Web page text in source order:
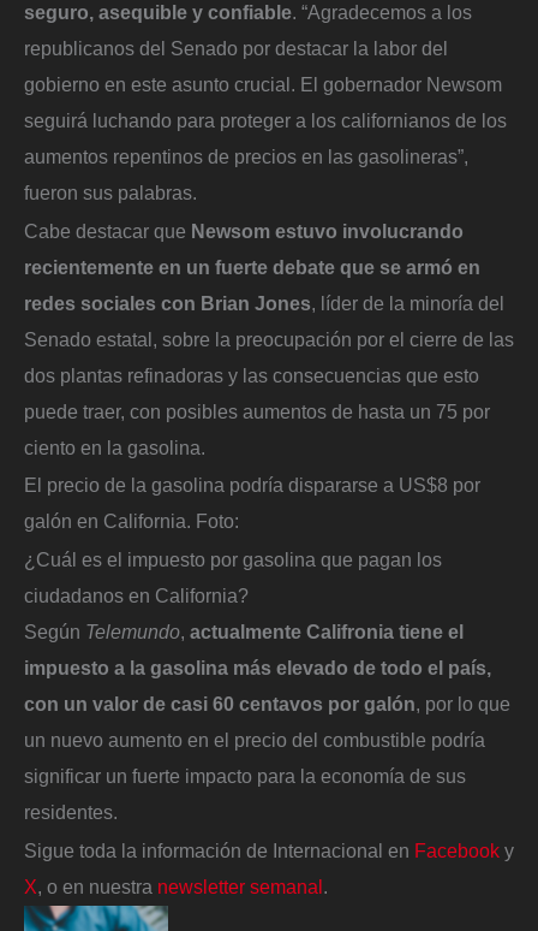
seguro, asequible y confiable. “Agradecemos a los
republicanos del Senado por destacar la labor del
gobierno en este asunto crucial. El gobernador Newsom
seguirá luchando para proteger a los californianos de los
aumentos repentinos de precios en las gasolineras”,
fueron sus palabras.
Cabe destacar que Newsom estuvo involucrando
recientemente en un fuerte debate que se armó en
redes sociales con Brian Jones, líder de la minoría del
Senado estatal, sobre la preocupación por el cierre de las
dos plantas refinadoras y las consecuencias que esto
puede traer, con posibles aumentos de hasta un 75 por
ciento en la gasolina.
El precio de la gasolina podría dispararse a US$8 por
galón en California. Foto:
¿Cuál es el impuesto por gasolina que pagan los
ciudadanos en California?
Según Telemundo, actualmente Califronia tiene el
impuesto a la gasolina más elevado de todo el país,
con un valor de casi 60 centavos por galón, por lo que
un nuevo aumento en el precio del combustible podría
significar un fuerte impacto para la economía de sus
residentes.
Sigue toda la información de Internacional en Facebook y
X , o en nuestra newsletter semanal